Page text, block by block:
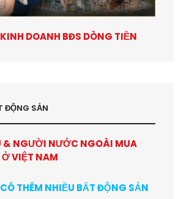
DOANH BĐS DÒNG TIỀN
ĐỘNG SẢN
& NGƯỜI NƯỚC NGOÀI MUA
VIỆT NAM
THÊM NHIỀU BẤT ĐỘNG SẢN